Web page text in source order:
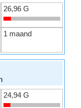
26,96 G
1 maand
24,94 G